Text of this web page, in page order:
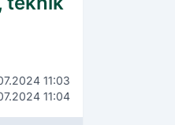
11:03
11:04